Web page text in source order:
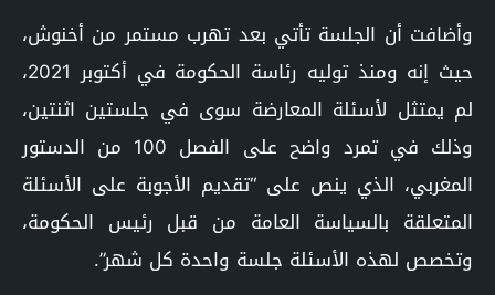
وأضافت أن الجلسة تأتي بعد تهرب مستمر من أخنوش،
حيث إنه ومنذ توليه رئاسة الحكومة في أكتوبر 2021،
لم يمتثل لأسئلة المعارضة سوى في جلستين اثنتين،
وذلك في تمرد واضح على الفصل 100 من الدستور
المغربي، الذي ينص على “تقديم الأجوبة على الأسئلة
المتعلقة بالسياسة العامة من قبل رئيس الحكومة،
وتخصص لهذه الأسئلة جلسة واحدة كل شهر”.